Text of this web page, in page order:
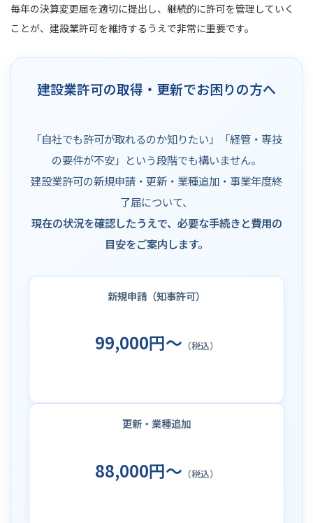
毎年の決算変更届を適切に提出し、継続的に許可を管理していく
ことが、建設業許可を維持するうえで非常に重要です。
建設業許可の取得・更新でお困りの方へ
「自社でも許可が取れるのか知りたい」「経管・専技
の要件が不安」という段階でも構いません。
建設業許可の新規申請・更新・業種追加・事業年度終
了届について、
現在の状況を確認したうえで、必要な手続きと費用の
目安をご案内します。
新規申請（知事許可）
99,000円～ （税込）
更新・業種追加
88,000円～ （税込）